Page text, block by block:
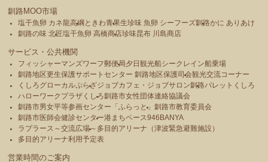
釧路MOO市場
塩干魚卵 カネ龍高綱 ときわ青果生珍味 魚卵 シーフーズ釧路かに ありあけ
釧路の味 北匠塩干魚卵 高橋商店珍味昆布 川島商店
サービス・公共機関
フィッシャーマンズワーフ郵便局夕日観光船シークレイン船乗場
釧路地区更生保護サポートセンター 釧路地区保護司会観光交流コーナー
くしろグローカルぷらざジョブカフェ・ジョブサロン釧路パレットくしろ
ハローワークプラザくしろ釧路市女性団体連絡協議会
釧路市男女平等参画センター「ふらっと」釧路市教育委員会
釧路市医師会健診センター港まちベース946BANYA
ラプラース～交流広場～ 多目的アリーナ（津波緊急避難施設）
多目的アリーナ利用予定表
営業時間のご案内